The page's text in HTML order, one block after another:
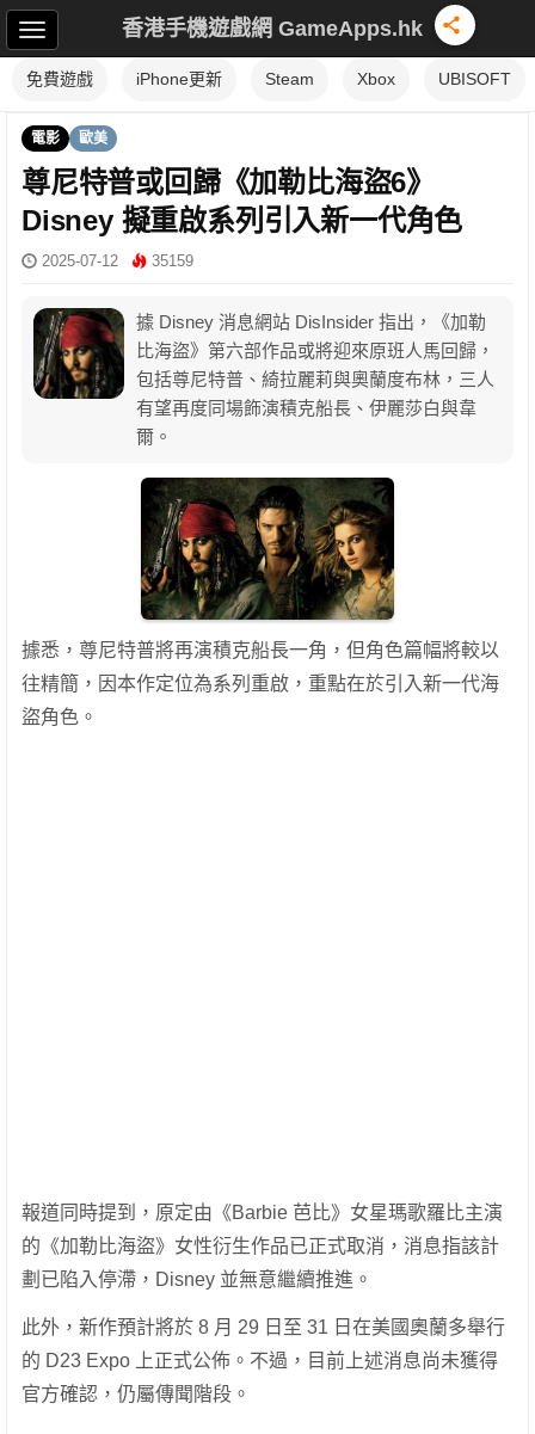
香港手機遊戲網 GameApps.hk
免費遊戲 iPhone更新 Steam Xbox UBISOFT
電影 歐美
尊尼特普或回歸《加勒比海盜6》
Disney 擬重啟系列引入新一代角色
2025-07-12 35159
據 Disney 消息網站 DisInsider 指出，《加勒
比海盜》第六部作品或將迎來原班人馬回歸，
包括尊尼特普、綺拉麗莉與奧蘭度布林，三人
有望再度同場飾演積克船長、伊麗莎白與韋
爾。
據悉，尊尼特普將再演積克船長一角，但角色篇幅將較以
往精簡，因本作定位為系列重啟，重點在於引入新一代海
盜角色。
報道同時提到，原定由《Barbie 芭比》女星瑪歌羅比主演
的《加勒比海盜》女性衍生作品已正式取消，消息指該計
劃已陷入停滯，Disney 並無意繼續推進。
此外，新作預計將於 8 月 29 日至 31 日在美國奧蘭多舉行
的 D23 Expo 上正式公佈。不過，目前上述消息尚未獲得
官方確認，仍屬傳聞階段。